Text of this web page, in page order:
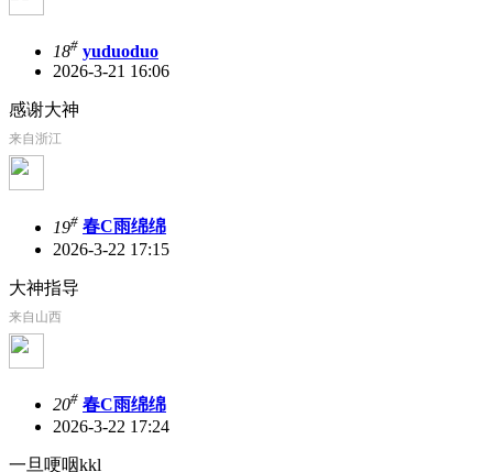
18# yuduoduo
2026-3-21 16:06
感谢大神
来自浙江
19# 春C雨绵绵
2026-3-22 17:15
大神指导
来自山西
20# 春C雨绵绵
2026-3-22 17:24
一旦哽咽kkl